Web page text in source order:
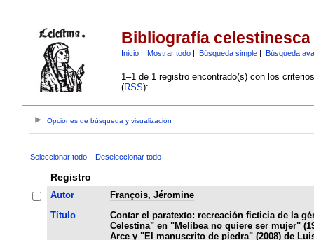
Bibliografía celestinesca
Inicio| Mostrar todo| Búsqueda simple| Búsqueda
1–1 de 1 registro encontrado(s) con los
(RSS):
Opciones de búsqueda y visualización
Seleccionar todo Deseleccionar todo
Registro
Autor
François, Jéromine
Título
Contar el paratexto: recreación ficticia de la
Celestina" en "Melibea no quiere ser mujer"
Arce y "El manuscrito de piedra" (2008) de